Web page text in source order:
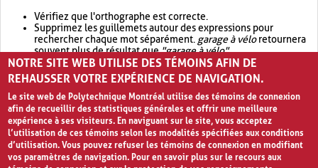
Vérifiez que l'orthographe est correcte.
Supprimez les guillemets autour des expressions pour
rechercher chaque mot séparément. garage à véloretournera
souvent plus de résultat que"garage à vélo".
Envisagez d'élargir votre recherche avec OR.garage OR vélo
retournera souvent plus de résultat quegarage à vélo
NOTRE SITE WEB UTILISE DES TÉMOINS AFIN DE
REHAUSSER VOTRE EXPÉRIENCE DE NAVIGATION.
Le site web de Polytechnique Montréal utilise des témoins de connexion
afin de recueillir des statistiques générales et offrir une meilleure
expérience à ses visiteurs. En naviguant sur le site, vous acceptez
l’utilisation de ces témoins selon les modalités spécifiées aux conditions
d’utilisation. Vous pouvez refuser les témoins de connexion en modifiant
vos paramètres de navigation. Pour en savoir plus sur le recours aux